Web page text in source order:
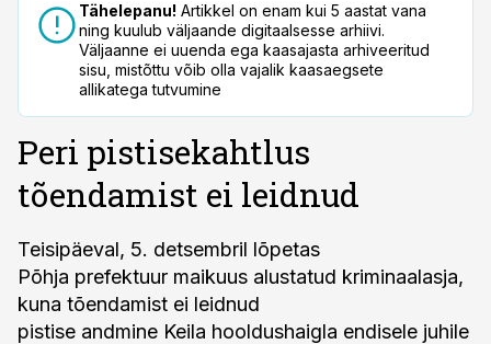
Tähelepanu! Artikkel on enam kui 5 aastat vana
ning kuulub väljaande digitaalsesse arhiivi.
Väljaanne ei uuenda ega kaasajasta arhiveeritud
sisu, mistõttu võib olla vajalik kaasaegsete
allikatega tutvumine
Peri pistisekahtlus
tõendamist ei leidnud
Teisipäeval, 5. detsembril lõpetas
Põhja prefektuur maikuus alustatud kriminaalasja,
kuna tõendamist ei leidnud
pistise andmine Keila hooldushaigla endisele juhile